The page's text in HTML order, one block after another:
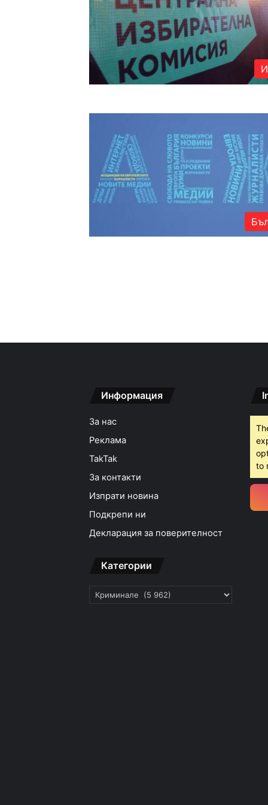
Информация
За нас
Реклама
TakTak
За контакти
Изпрати новина
Подкрепи ни
Декларация за поверителност
Категории
Категории
to